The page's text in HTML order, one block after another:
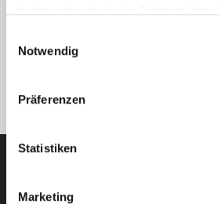
Wenn Sie auf „Cookies zulassen“
Sie der Speicherung sämtlicher
Ihre Einwilligung selbstverständlich
indem Sie die Cookie-Einstellungen
unserer
Notwendig
Präferenzen
Statistiken
Marketing
Weitere Details können Sie der